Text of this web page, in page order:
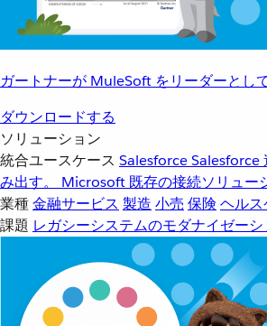
ガートナーが MuleSoft をリーダーとし
ダウンロードする
ソリューション
統合ユースケース SalesforceSalesforce
み出す。
Microsoft 既存の接続ソリュー
業種金融サービス 製造 小売 保険 ヘルス
課題 レガシーシステムのモダナイゼーシ